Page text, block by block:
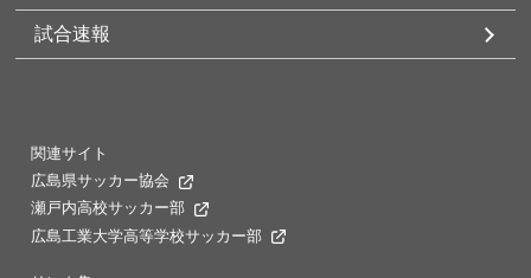
試合速報
関連サイト
広島県サッカー協会
瀬戸内高校サッカー部
広島工業大学高等学校サッカー部